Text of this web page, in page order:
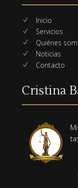
N Inicio
N Servicios
N Quiénes
N Noticias
N Contacto
Cristina